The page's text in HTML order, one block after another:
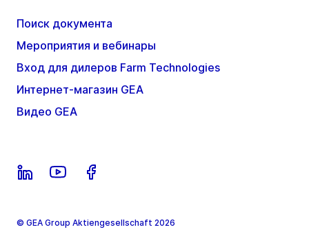
Поиск документа
Мероприятия и вебинары
Вход для дилеров Farm Technologies
Интернет-магазин GEA
Видео GEA
© GEA Group Aktiengesellschaft 2026